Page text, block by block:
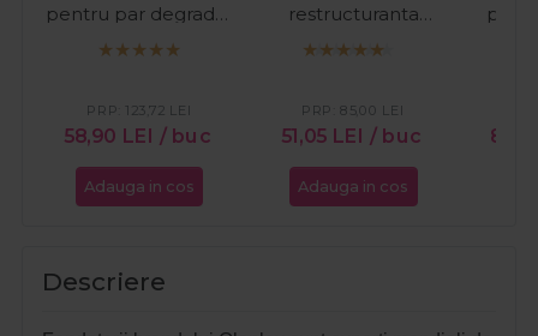
pentru par degradat
Visible Repair 750ml
58,90 LEI / buc
PRP: 123,72 LEI
Adauga in cos
restructuranta
pentru par uscat
51,05 LEI / buc
PRP: 85,00 LEI
Adauga in cos
par
Descriere